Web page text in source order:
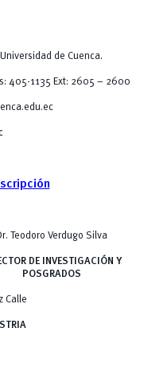
de Cuenca.
405-1135 Ext: 2605 – 2600
Teodoro Verdugo Silva
DE INVESTIGACIÓN Y
POSGRADOS
Calle